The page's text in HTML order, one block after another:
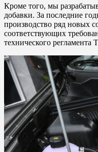
Кроме того, мы
добавки. За последние
производство ряд новых
соответствующих
технического регламента